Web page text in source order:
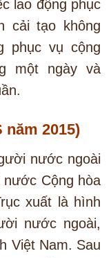
lao động phục
cải tạo không
phục vụ cộng
một ngày và
năm 2015)
nước ngoài
nước Cộng hòa
xuất là hình
nước ngoài,
Việt Nam. Sau